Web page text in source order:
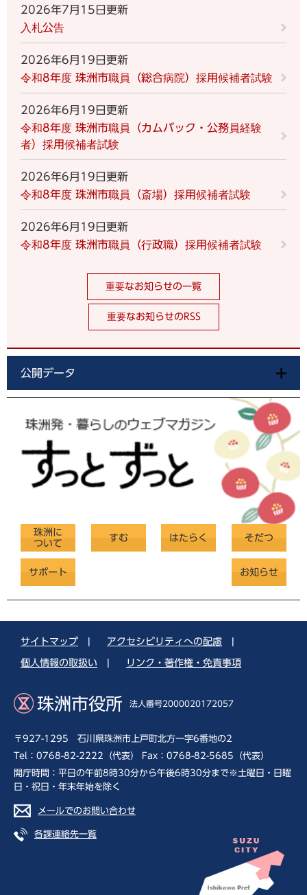
2026年7月15日更新
入札公告
2026年6月19日更新
令和8年度 珠洲市職員（総合病院）採用候補者試験
2026年6月19日更新
令和8年度 珠洲市職員（カムバック・公務員経験
者）採用候補者試験
2026年6月19日更新
令和8年度 珠洲市職員（斎場）採用候補者試験
2026年6月19日更新
令和8年度 珠洲市職員（行政職）採用候補者試験
重要なお知らせの一覧
重要なお知らせのRSS
公開データ
珠洲に
ついて
すむ はたらく そだつ
サポート お知らせ
サイトマップ アクセシビリティへの配慮
個人情報の取扱い リンク・著作権・免責事項
珠洲市役所 法人番号2000020172057
〒927-1295 石川県珠洲市上戸町北方一字6番地の2
Tel：0768-82-2222（代表） Fax：0768-82-5685（代表）
開庁時間：平日の午前8時30分から午後6時30分まで※土曜日・日曜
日・祝日・年末年始を除く
メールでのお問い合わせ
各課連絡先一覧